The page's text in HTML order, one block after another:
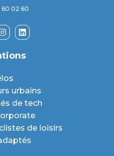
60 02 60
urbains
de tech
de loisirs